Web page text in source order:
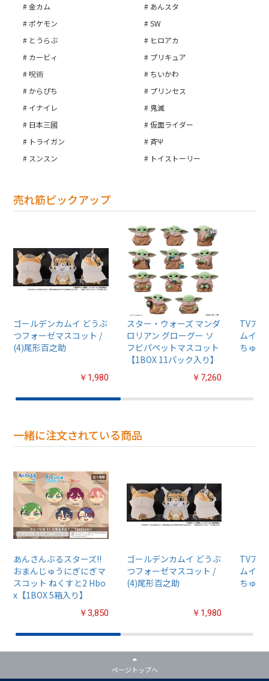
金カム
あんスタ
ポケモン
SW
とうらぶ
ヒロアカ
カービィ
プリキュア
呪術
ちいかわ
からぴち
プリンセス
イナイレ
鬼滅
日本三國
仮面ライダー
トライガン
斉Ψ
スンスン
トイストーリー
売れ筋ピックアップ
ゴールデンカムイ どうぶ
つフォーゼマスコット /
(4)尾形百之助
￥1,980
スター・ウォーズ マンダ
ロリアン グローグー ソ
フビパペットマスコット
【1BOX 11パック入り】
￥7,260
TVア
ムイ』
ちゅる
一緒に注文されている商品
あんさんぶるスターズ!!
おまんじゅうにぎにぎマ
スコット ねくすと2 Hbo
x【1BOX 5箱入り】
￥3,850
ゴールデンカムイ どうぶ
つフォーゼマスコット /
(4)尾形百之助
￥1,980
TVア
ムイ』
ちゅる
ページトップへ